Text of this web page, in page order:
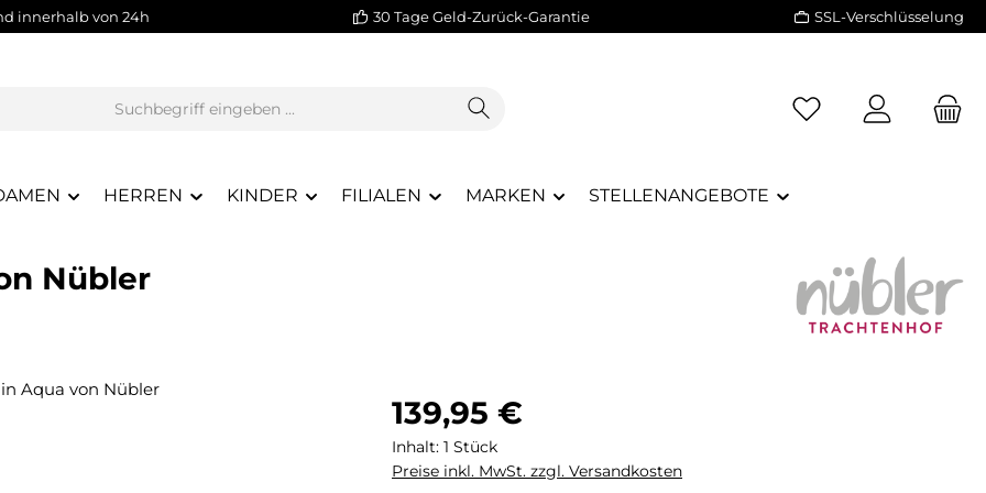
innerhalb von 24h 30 Tage Geld-Zurück-Garantie SSL-Verschlüsselung
HERREN KINDER FILIALEN MARKEN STELLENANGEBOTE
Nübler
Regulärer Preis:
139,95 €
Inhalt: 1 Stück
Preise inkl. MwSt. zzgl. Versandkosten